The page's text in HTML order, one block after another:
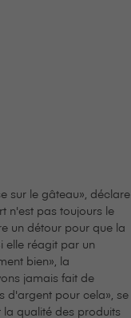
sur le gâteau», déclare
n'est pas toujours le
un détour pour que la
elle réagit par un
bien», la
jamais fait de
d'argent pour cela», se
qualité des produits